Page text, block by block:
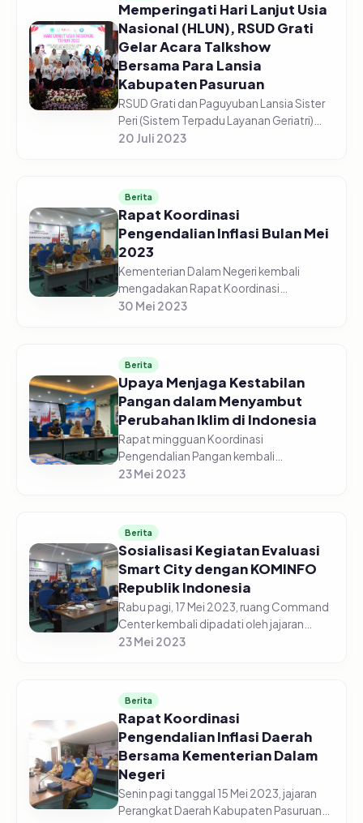
Memperingati Hari Lanjut Usia
Nasional (HLUN), RSUD Grati
Gelar Acara Talkshow
Bersama Para Lansia
Kabupaten Pasuruan
RSUD Grati dan Paguyuban Lansia Sister
Peri (Sistem Terpadu Layanan Geriatri)
Bersama Tim Penggerak PKK Kabupaten
20 Juli 2023
Berita
Rapat Koordinasi
Pengendalian Inflasi Bulan Mei
2023
Kementerian Dalam Negeri kembali
mengadakan Rapat Koordinasi
Pengendalian Pangan pada Senin pagi,
sekaligus memimp...
30 Mei 2023
Berita
Upaya Menjaga Kestabilan
Pangan dalam Menyambut
Perubahan Iklim di Indonesia
Rapat mingguan Koordinasi
Pengendalian Pangan kembali
diselenggarakan secara daring di gedung
Kabupaten Pasur...
23 Mei 2023
Berita
Sosialisasi Kegiatan Evaluasi
Smart City dengan KOMINFO
Republik Indonesia
Rabu pagi, 17 Mei 2023, ruang Command
Center kembali dipadati oleh jajaran
perangkat Daerah Kabupaten Pasuruan.
23 Mei 2023
Berita
Rapat Koordinasi
Pengendalian Inflasi Daerah
Bersama Kementerian Dalam
Negeri
Senin pagi tanggal 15 Mei 2023, jajaran
Perangkat Daerah Kabupaten Pasuruan